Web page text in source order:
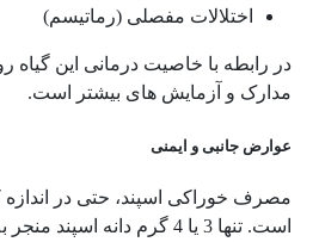
اختلالات مفصلی (رماتیسم)
در رابطه با خاصیت درمانی این گیاه
مدارک و آزمایش های بیشتر است.
عوارض جانبی و ایمنی
مصرف خوراکی اسپند، حتی در اندازه
است. تنها 3 یا 4 گرم دانه